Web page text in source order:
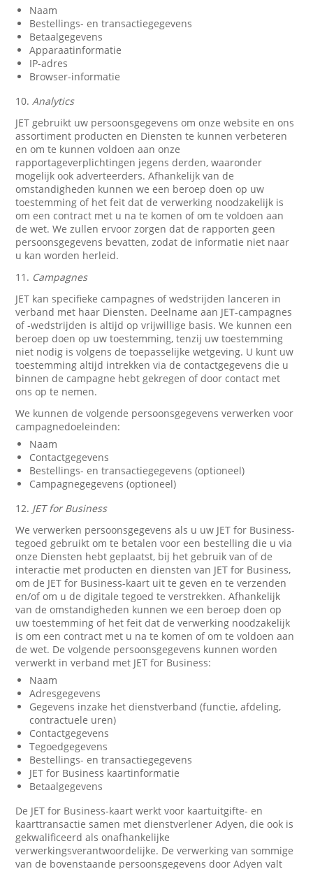
Naam
Bestellings- en transactiegegevens
Betaalgegevens
Apparaatinformatie
IP-adres
Browser-informatie
10.Analytics
JET gebruikt uw persoonsgegevens om onze website en ons
assortiment producten en Diensten te kunnen verbeteren
en om te kunnen voldoen aan onze
rapportageverplichtingen jegens derden, waaronder
mogelijk ook adverteerders. Afhankelijk van de
omstandigheden kunnen we een beroep doen op uw
toestemming of het feit dat de verwerking noodzakelijk is
om een contract met u na te komen of om te voldoen aan
de wet. We zullen ervoor zorgen dat de rapporten geen
persoonsgegevens bevatten, zodat de informatie niet naar
u kan worden herleid.
11. Campagnes
JET kan specifieke campagnes of wedstrijden lanceren in
verband met haar Diensten. Deelname aan JET-campagnes
of -wedstrijden is altijd op vrijwillige basis. We kunnen een
beroep doen op uw toestemming, tenzij uw toestemming
niet nodig is volgens de toepasselijke wetgeving. U kunt uw
toestemming altijd intrekken via de contactgegevens die u
binnen de campagne hebt gekregen of door contact met
ons op te nemen.
We kunnen de volgende persoonsgegevens verwerken voor
campagnedoeleinden:
Naam
Contactgegevens
Bestellings- en transactiegegevens (optioneel)
Campagnegegevens (optioneel)
12. JET for Business
We verwerken persoonsgegevens als u uw JET for Business-
tegoed gebruikt om te betalen voor een bestelling die u via
onze Diensten hebt geplaatst, bij het gebruik van of de
interactie met producten en diensten van JET for Business,
om de JET for Business-kaart uit te geven en te verzenden
en/of om u de digitale tegoed te verstrekken. Afhankelijk
van de omstandigheden kunnen we een beroep doen op
uw toestemming of het feit dat de verwerking noodzakelijk
is om een contract met u na te komen of om te voldoen aan
de wet. De volgende persoonsgegevens kunnen worden
verwerkt in verband met JET for Business:
Naam
Adresgegevens
Gegevens inzake het dienstverband (functie, afdeling,
contractuele uren)
Contactgegevens
Tegoedgegevens
Bestellings- en transactiegegevens
JET for Business kaartinformatie
Betaalgegevens
De JET for Business-kaart werkt voor kaartuitgifte- en
kaarttransactie samen met dienstverlener Adyen, die ook is
gekwalificeerd als onafhankelijke
verwerkingsverantwoordelijke. De verwerking van sommige
van de bovenstaande persoonsgegevens door Adyen valt